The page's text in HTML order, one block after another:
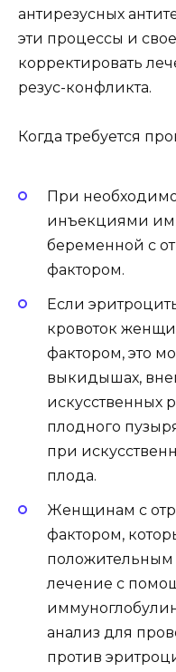
антирезусных
эти процессы и
корректировать
резус-конфликта.
Когда требуется
При
инъекциями
беременной с
фактором.
Если
кровоток
фактором, это
выкидышах,
искусственных
плодного
при
плода.
Женщинам с
фактором,
положительным
лечение с
анализ для
против